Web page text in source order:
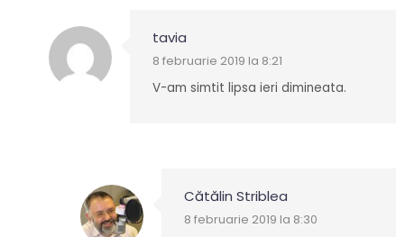
tavia
8 februarie 2019 la 8:21
V-am simtit lipsa ieri dimineata.
Cătălin Striblea
8 februarie 2019 la 8:30